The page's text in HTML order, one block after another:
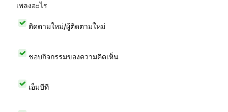
เพลงอะไร
ติดตามใหม่/ผู้ติดตามใหม่
ชอบกิจกรรมของความคิดเห็น
เอ็มบีที